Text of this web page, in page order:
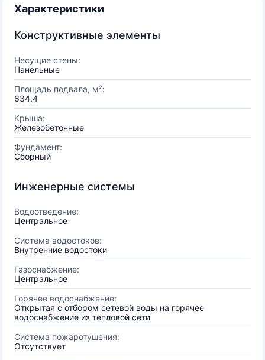
Характеристики
Конструктивные элементы
Несущие стены:
Панельные
Площадь подвала, м²:
634.4
Крыша:
Железобетонные
Фундамент:
Сборный
Инженерные системы
Водоотведение:
Центральное
Система водостоков:
Внутренние водостоки
Газоснабжение:
Центральное
Горячее водоснабжение:
Открытая с отбором сетевой воды на горячее
водоснабжение из тепловой сети
Система пожаротушения:
Отсутствует